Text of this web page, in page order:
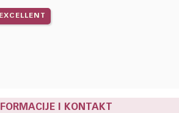
EXCELLENT
I KONTAKT